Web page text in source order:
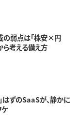
の弱点は「株安×円
ら考える備え方
」はずのSaaSが、静かに